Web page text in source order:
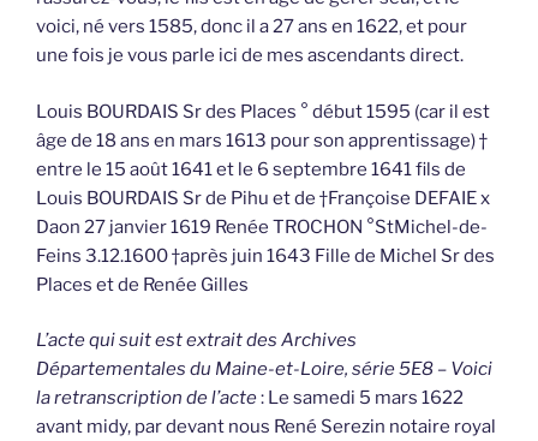
voici, né vers 1585, donc il a 27 ans en 1622, et pour
une fois je vous parle ici de mes ascendants direct.
Louis BOURDAIS Sr des Places ° début 1595 (car il est
âge de 18 ans en mars 1613 pour son apprentissage) †
entre le 15 août 1641 et le 6 septembre 1641 fils de
Louis BOURDAIS Sr de Pihu et de †Françoise DEFAIE x
Daon 27 janvier 1619 Renée TROCHON °StMichel-de-
Feins 3.12.1600 †après juin 1643 Fille de Michel Sr des
Places et de Renée Gilles
L’acte qui suit est extrait des Archives
Départementales du Maine-et-Loire, série 5E8 – Voici
la retranscription de l’acte: Le samedi 5 mars 1622
avant midy, par devant nous René Serezin notaire royal